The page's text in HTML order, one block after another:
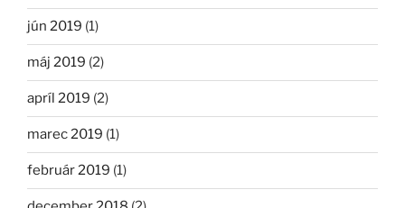
jún 2019 (1)
máj 2019 (2)
apríl 2019 (2)
marec 2019 (1)
február 2019 (1)